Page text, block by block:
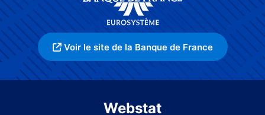
Voir le site de la Banque de France
Webstat